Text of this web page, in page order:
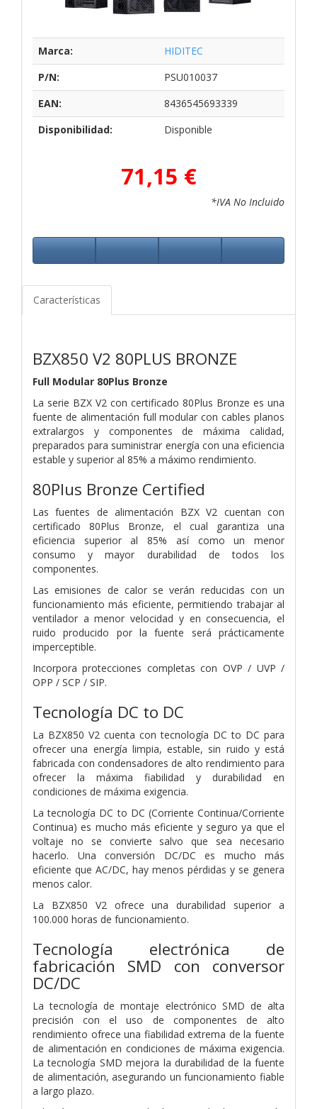
Marca:
HIDITEC
P/N:
PSU010037
EAN:
8436545693339
Disponibilidad:
Disponible
71,15 €
*IVA No Incluido
Características
BZX850 V2 80PLUS BRONZE
Full Modular 80Plus Bronze
La serie BZX V2 con certificado 80Plus Bronze es una
fuente de alimentación full modular con cables planos
extralargos y componentes de máxima calidad,
preparados para suministrar energía con una eficiencia
estable y superior al 85% a máximo rendimiento.
80Plus Bronze Certified
Las fuentes de alimentación BZX V2 cuentan con
certificado 80Plus Bronze, el cual garantiza una
eficiencia superior al 85% así como un menor
consumo y mayor durabilidad de todos los
componentes.
Las emisiones de calor se verán reducidas con un
funcionamiento más eficiente, permitiendo trabajar al
ventilador a menor velocidad y en consecuencia, el
ruido producido por la fuente será prácticamente
imperceptible.
Incorpora protecciones completas con OVP / UVP /
OPP / SCP / SIP.
Tecnología DC to DC
La BZX850 V2 cuenta con tecnología DC to DC para
ofrecer una energía limpia, estable, sin ruido y está
fabricada con condensadores de alto rendimiento para
ofrecer la máxima fiabilidad y durabilidad en
condiciones de máxima exigencia.
La tecnología DC to DC (Corriente Continua/Corriente
Continua) es mucho más eficiente y seguro ya que el
voltaje no se convierte salvo que sea necesario
hacerlo. Una conversión DC/DC es mucho más
eficiente que AC/DC, hay menos pérdidas y se genera
menos calor.
La BZX850 V2 ofrece una durabilidad superior a
100.000 horas de funcionamiento.
Tecnología electrónica de
fabricación SMD con conversor
DC/DC
La tecnología de montaje electrónico SMD de alta
precisión con el uso de componentes de alto
rendimiento ofrece una fiabilidad extrema de la fuente
de alimentación en condiciones de máxima exigencia.
La tecnología SMD mejora la durabilidad de la fuente
de alimentación, asegurando un funcionamiento fiable
a largo plazo.